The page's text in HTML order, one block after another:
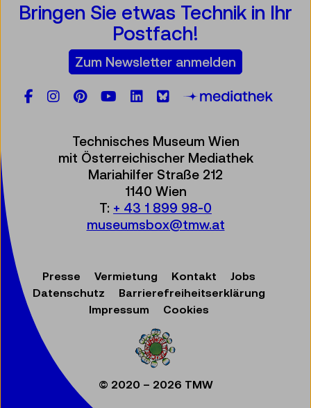
Bringen Sie etwas Technik in Ihr
Postfach!
Zum Newsletter anmelden
Facebook
Instagram
Pinterest
YouTube
LinkedIn
Bluesky
Technisches Museum Wien
mit Österreichischer Mediathek
Mariahilfer Straße 212
1140 Wien
T: + 43 1 899 98-0
museumsbox@tmw.at
Presse Vermietung Kontakt
Jobs
Datenschutz
Barrierefreiheitserklärung
Impressum
Cookies
© 2020 – 2026 TMW